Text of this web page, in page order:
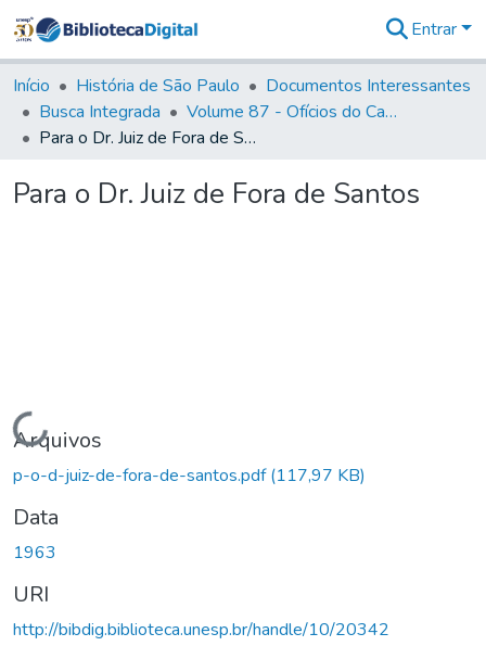
&
Coleções
Tudo na
Biblioteca
Estatísticas
Entrar
Início História de São Paulo
Documentos Interessantes
Busca Integrada
Volume 87 - Ofícios do Capitão General Antonio Manoel de Melo Castro e Mendonça (1797- 1801)
Para o Dr. Juiz de Fora de Santos
Para o Dr. Juiz de Fora de Santos
Carregando...
Arquivos
p-o-d-juiz-de-fora-de-santos.pdf(117,97 KB)
Data
1963
URI
http://bibdig.biblioteca.unesp.br/handle/10/20342